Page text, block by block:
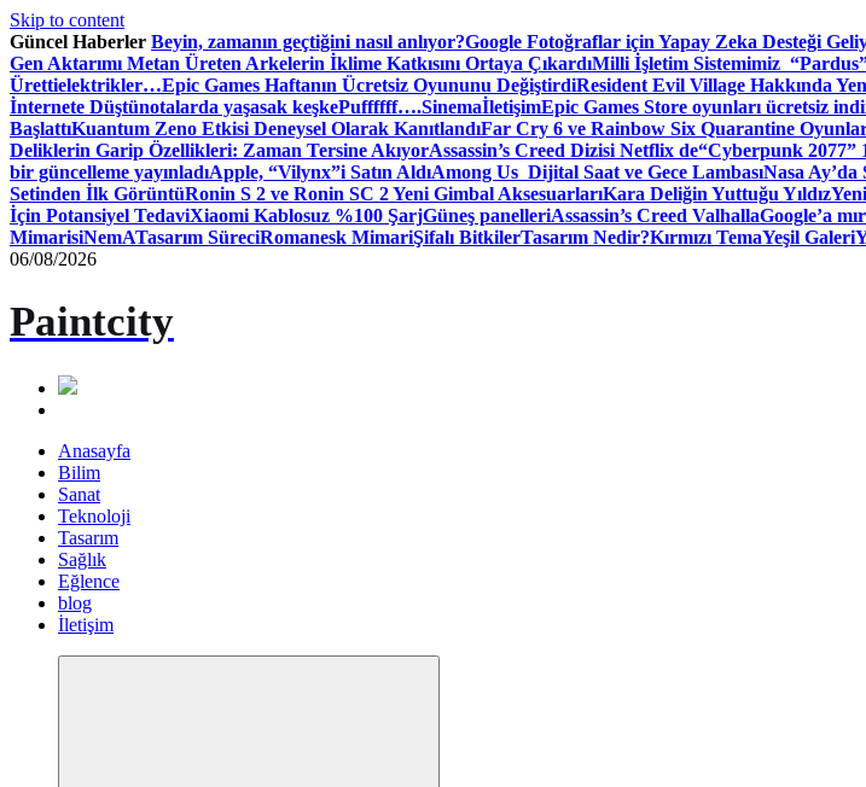
Skip to content
Güncel Haberler Beyin, zamanın geçtiğini nasıl anlıyor?Google Fotoğraflar için Yapay Zeka Desteği
Gen Aktarımı Metan Üreten Arkelerin İklime Katkısını Ortaya ÇıkardıMilli İşletim Sistemimiz
Ürettielektrikler…Epic Games Haftanın Ücretsiz Oyununu DeğiştirdiResident Evil Village Hakkında
İnternete Düştünotalarda yaşasak keşkePuffffff….SinemaİletişimEpic Games Store oyunları ücretsiz
BaşlattıKuantum Zeno Etkisi Deneysel Olarak KanıtlandıFar Cry 6 ve Rainbow Six Quarantine
Deliklerin Garip Özellikleri: Zaman Tersine AkıyorAssassin’s Creed Dizisi Netflix de“Cyberpunk 2077”
bir güncelleme yayınladıApple, “Vilynx”i Satın AldıAmong Us Dijital Saat ve Gece LambasıNasa Ay’da
Setinden İlk GörüntüRonin S 2 ve Ronin SC 2 Yeni Gimbal AksesuarlarıKara Deliğin Yuttuğu Yıldız
İçin Potansiyel TedaviXiaomi Kablosuz %100 ŞarjGüneş panelleriAssassin’s Creed ValhallaGoogle’a
MimarisiNemATasarım SüreciRomanesk MimariŞifalı BitkilerTasarım Nedir?Kırmızı TemaYeşil Galeri
06/08/2026
Paintcity
Anasayfa
Bilim
Sanat
Teknoloji
Tasarım
Sağlık
Eğlence
blog
İletişim